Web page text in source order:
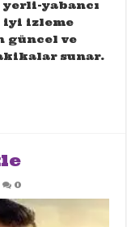
yabancı
iyi izleme
güncel ve
sunar.
0